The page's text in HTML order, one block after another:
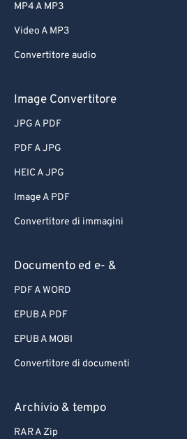
MP4 A MP3
Video A MP3
Convertitore audio
Image Convertitore
JPG A PDF
PDF A JPG
HEIC A JPG
Image A PDF
Convertitore di immagini
Documento ed e- &
PDF A WORD
EPUB A PDF
EPUB A MOBI
Convertitore di documenti
Archivio & tempo
RAR A Zip